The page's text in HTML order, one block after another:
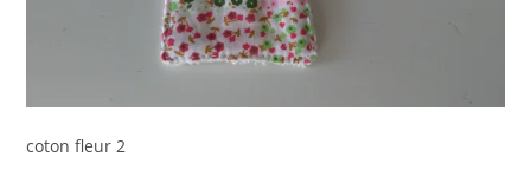
coton fleur 2